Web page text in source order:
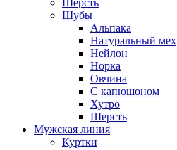
Шерсть
Шубы
Альпака
Натуральный мех
Нейлон
Норка
Овчина
С капюшоном
Хутро
Шерсть
Мужская линия
Куртки